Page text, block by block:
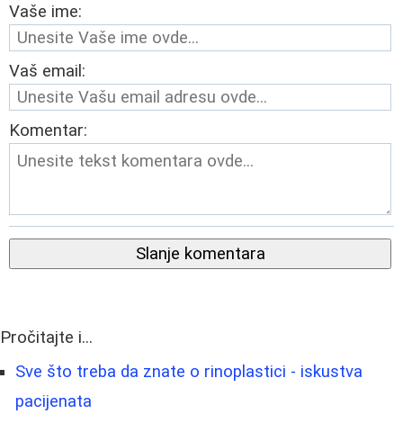
Vaše ime:
Vaš email:
Komentar:
Slanje komentara
Pročitajte i...
Sve što treba da znate o rinoplastici - iskustva
pacijenata